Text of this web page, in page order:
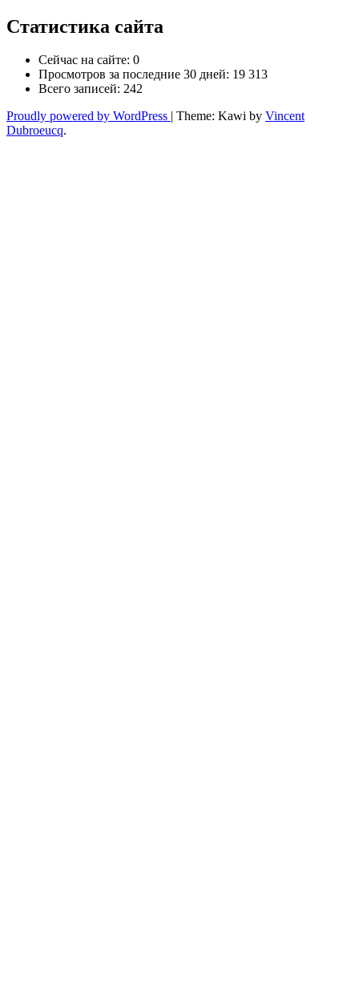
Статистика сайта
Сейчас на сайте: 0
Просмотров за последние 30 дней: 19 313
Всего записей: 242
Proudly powered by WordPress | Theme: Kawi by Vincent
Dubroeucq.